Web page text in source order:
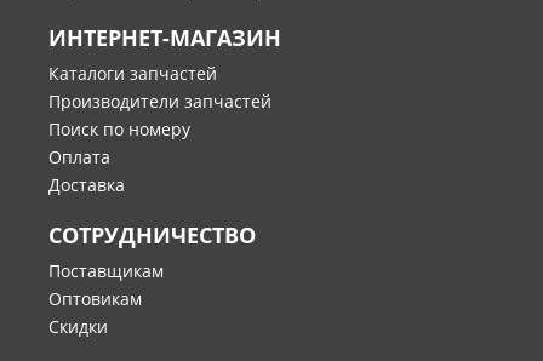
ИНТЕРНЕТ-МАГАЗИН
Каталоги запчастей
Производители запчастей
Поиск по номеру
Оплата
Доставка
СОТРУДНИЧЕСТВО
Поставщикам
Оптовикам
Скидки